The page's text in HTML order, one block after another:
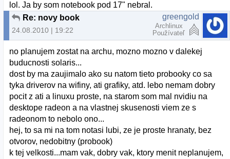
lol. Ja by som notebook pod 17" nebral.
Re: novy book
24.08.2010 | 19:22
greengold
Archlinux
Používateľ
no planujem zostat na archu, mozno mozno v dalekej
buducnosti solaris...
dost by ma zaujimalo ako su natom tieto probooky co sa
tyka driverov na wifiny, ati grafiky, atd. lebo nemam dobry
pocit z ati a linuxu proste, na starom som mal nvidiu na
desktope radeon a na vlastnej skusenosti viem ze s
radeonom to nebolo ono...
hej, to sa mi na tom notasi lubi, ze je proste hranaty, bez
otvorov, nedobitny (probook)
k tej velkosti...mam vak, dobry vak, ktory menit neplanujem,